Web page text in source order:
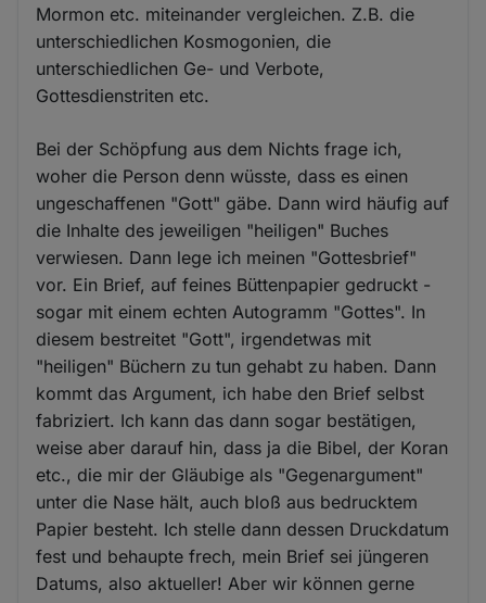
Mormon etc. miteinander vergleichen. Z.B. die
unterschiedlichen Kosmogonien, die
unterschiedlichen Ge- und Verbote,
Gottesdienstriten etc.
Bei der Schöpfung aus dem Nichts frage ich,
woher die Person denn wüsste, dass es einen
ungeschaffenen "Gott" gäbe. Dann wird häufig auf
die Inhalte des jeweiligen "heiligen" Buches
verwiesen. Dann lege ich meinen "Gottesbrief"
vor. Ein Brief, auf feines Büttenpapier gedruckt -
sogar mit einem echten Autogramm "Gottes". In
diesem bestreitet "Gott", irgendetwas mit
"heiligen" Büchern zu tun gehabt zu haben. Dann
kommt das Argument, ich habe den Brief selbst
fabriziert. Ich kann das dann sogar bestätigen,
weise aber darauf hin, dass ja die Bibel, der Koran
etc., die mir der Gläubige als "Gegenargument"
unter die Nase hält, auch bloß aus bedrucktem
Papier besteht. Ich stelle dann dessen Druckdatum
fest und behaupte frech, mein Brief sei jüngeren
Datums, also aktueller! Aber wir können gerne